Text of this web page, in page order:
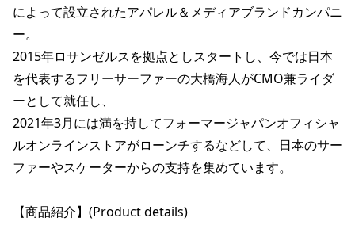
によって設立されたアパレル＆メディアブランドカンパニ
ー。
2015年ロサンゼルスを拠点としスタートし、今では日本
を代表するフリーサーファーの大橋海人がCMO兼ライダ
ーとして就任し、
2021年3月には満を持してフォーマージャパンオフィシャ
ルオンラインストアがローンチするなどして、日本のサー
ファーやスケーターからの支持を集めています。
【商品紹介】(Product details)